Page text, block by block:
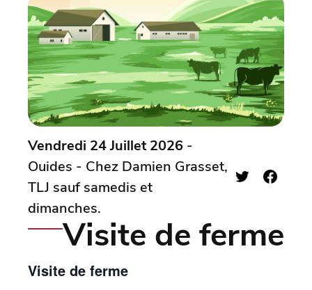
Vendredi 24 Juillet 2026 -
Ouides - Chez Damien Grasset,
TLJ sauf samedis et
dimanches.
Visite de ferme
Visite de ferme